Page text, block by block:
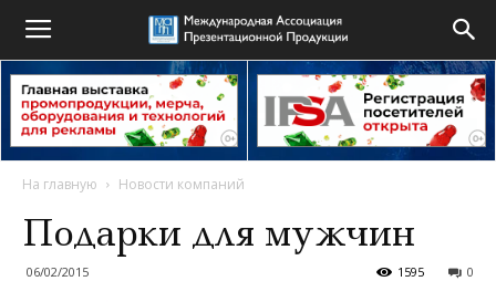
На главную Новости компаний
Подарки для мужчин
06/02/2015 0
1595